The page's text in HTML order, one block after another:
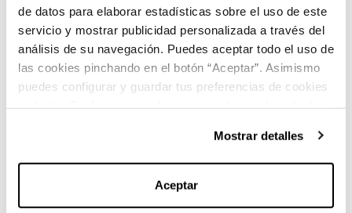
de datos para elaborar estadísticas sobre el uso de este
servicio y mostrar publicidad personalizada a través del
análisis de su navegación. Puedes aceptar todo el uso de
las cookies pinchando en el botón “Aceptar”. Asimismo
puedes configurar y guardar tus preferencias de cookies
información sobre el uso de cookies y sus derechos vea
nuestraPolítica de Cookies.
Mostrar detalles
Aceptar
Características principales: